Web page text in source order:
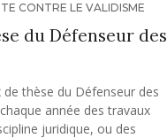
CONTRE LE VALIDISME
du Défenseur des
de thèse du Défenseur des
année des travaux
juridique, ou des